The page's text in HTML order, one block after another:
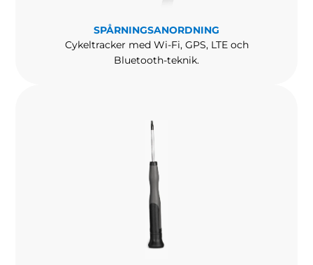
SPÅRNINGSANORDNING
Cykeltracker med Wi-Fi, GPS, LTE och
Bluetooth-teknik.